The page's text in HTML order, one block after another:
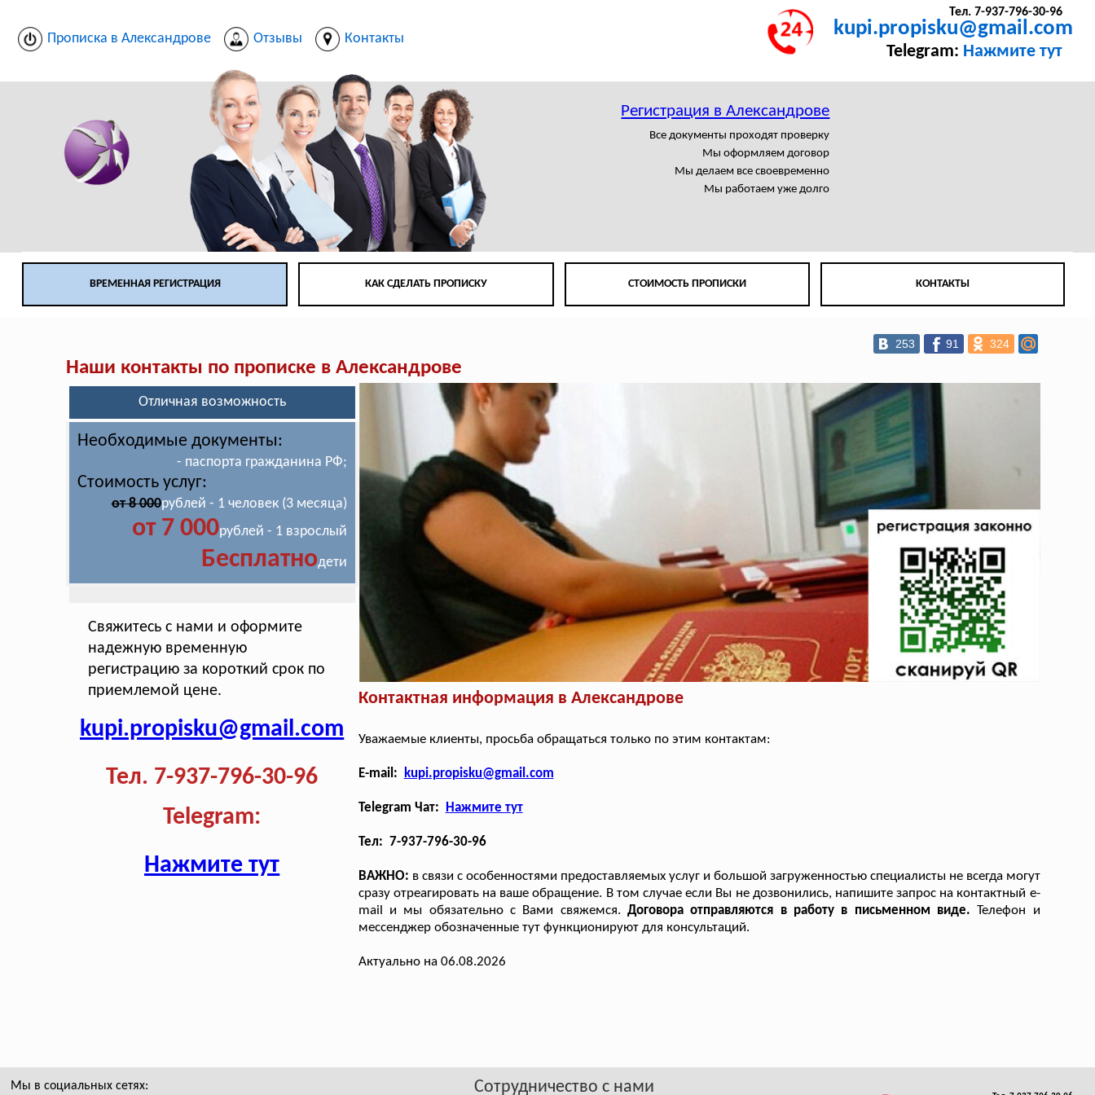
Прописка в Александрове Отзывы Контакты
Тел. 7-937-796-30-96
kupi.propisku@gmail.com
Telegram: Нажмите тут
Регистрация в Александрове
Все документы проходят проверку
Мы оформляем договор
Мы делаем все своевременно
Мы работаем уже долго
ВРЕМЕННАЯ РЕГИСТРАЦИЯ КАК СДЕЛАТЬ ПРОПИСКУ СТОИМОСТЬ ПРОПИСКИ КОНТАКТЫ
253 91 324
Наши контакты по прописке в Александрове
Отличная возможность
Необходимые документы:
- паспорта гражданина РФ;
Стоимость услуг:
от 8 000рублей - 1 человек (3 месяца)
от 7 000рублей - 1 взрослый
Бесплатнодети
Свяжитесь с нами и оформите
надежную временную
регистрацию за короткий срок по
приемлемой цене.
kupi.propisku@gmail.com
Тел. 7-937-796-30-96
Telegram:
Нажмите тут
Контактная информация в Александрове
Уважаемые клиенты, просьба обращаться только по этим контактам:
E-mail: kupi.propisku@gmail.com
Telegram Чат: Нажмите тут
Тел: 7-937-796-30-96
ВАЖНО: в связи с особенностями предоставляемых услуг и большой загруженностью специалисты не всегда могут
сразу отреагировать на ваше обращение. В том случае если Вы не дозвонились, напишите запрос на контактный e-
mail и мы обязательно с Вами свяжемся. Договора отправляются в работу в письменном виде.Телефон и
мессенджер обозначенные тут функционируют для консультаций.
Актуально на 06.08.2026
Мы в социальных сетях: Сотрудничество с нами